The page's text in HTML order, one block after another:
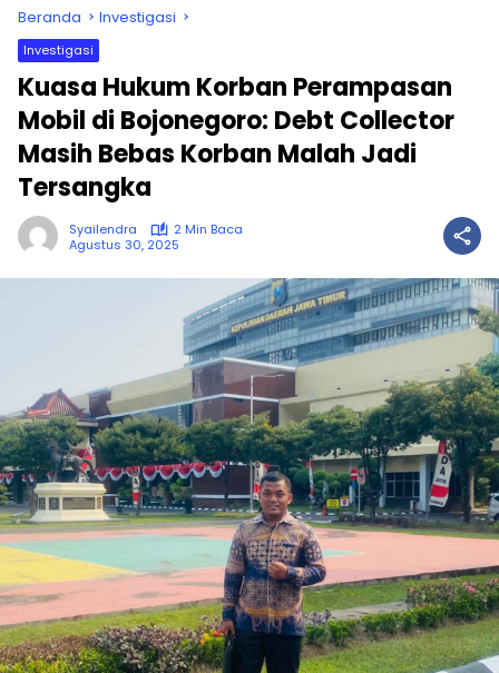
Beranda Investigasi
Investigasi
Kuasa Hukum Korban Perampasan
Mobil di Bojonegoro: Debt Collector
Masih Bebas Korban Malah Jadi
Tersangka
Syailendra
2 Min Baca
Agustus 30, 2025